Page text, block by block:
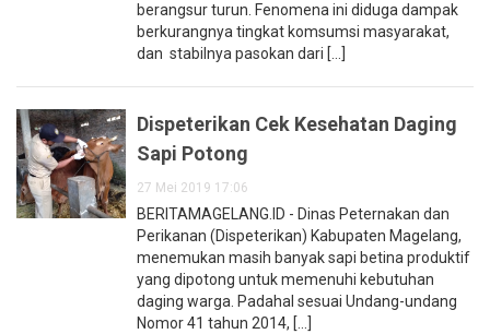
berangsur turun. Fenomena ini diduga dampak
berkurangnya tingkat komsumsi masyarakat,
dan stabilnya pasokan dari [...]
Dispeterikan Cek Kesehatan Daging
Sapi Potong
27 Mei 2019 17:06
BERITAMAGELANG.ID - Dinas Peternakan dan
Perikanan (Dispeterikan) Kabupaten Magelang,
menemukan masih banyak sapi betina produktif
yang dipotong untuk memenuhi kebutuhan
daging warga. Padahal sesuai Undang-undang
Nomor 41 tahun 2014, [...]